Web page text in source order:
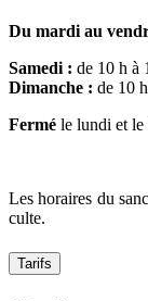
Du mardi au
Samedi : de 10 h à
Dimanche : de 10
Fermé le lundi et le
Les horaires du
culte.
Tarifs